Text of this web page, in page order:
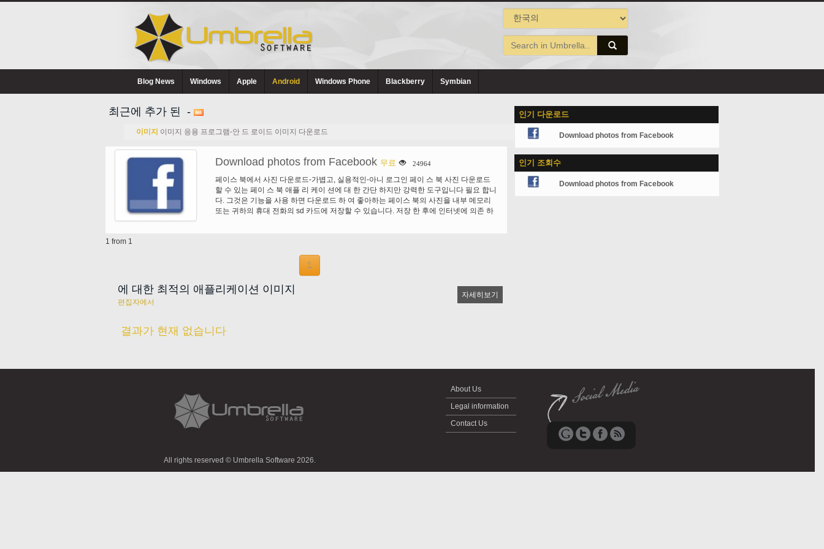
Blog News Windows Apple Android Windows Phone Blackberry Symbian
최근에 추가 된 -
이미지 이미지 응용 프로그램-안 드 로이드 이미지 다운로드
Download photos from Facebook 무료 24964
페이스 북에서 사진 다운로드-가볍고, 실용적인-아니 로그인 페이 스 북 사진 다운로드
할 수 있는 페이 스 북 애플 리 케이 션에 대 한 간단 하지만 강력한 도구입니다 필요 합니
다. 그것은 기능을 사용 하면 다운로드 하 여 좋아하는 페이스 북의 사진을 내부 메모리
또는 귀하의 휴대 전화의 sd 카드에 저장할 수 있습니다. 저장 한 후에 인터넷에 의존 하
1 from 1
1
에 대한 최적의 애플리케이션 이미지
편집자에서
자세히보기
결과가 현재 없습니다
인기 다운로드
Download photos from Facebook
인기 조회수
Download photos from Facebook
About Us
Legal information
Contact Us
All rights reserved © Umbrella Software 2026.